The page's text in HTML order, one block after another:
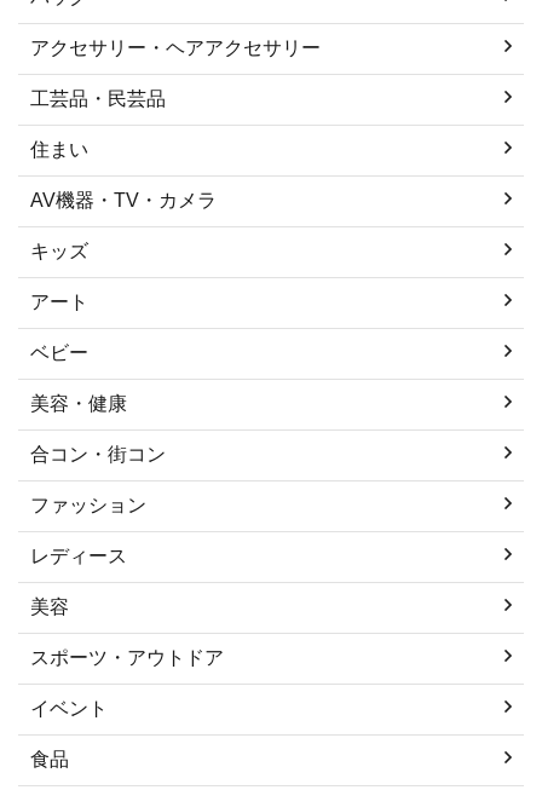
アクセサリー・ヘアアクセサリー
工芸品・民芸品
住まい
AV機器・TV・カメラ
キッズ
アート
ベビー
美容・健康
合コン・街コン
ファッション
レディース
美容
スポーツ・アウトドア
イベント
食品